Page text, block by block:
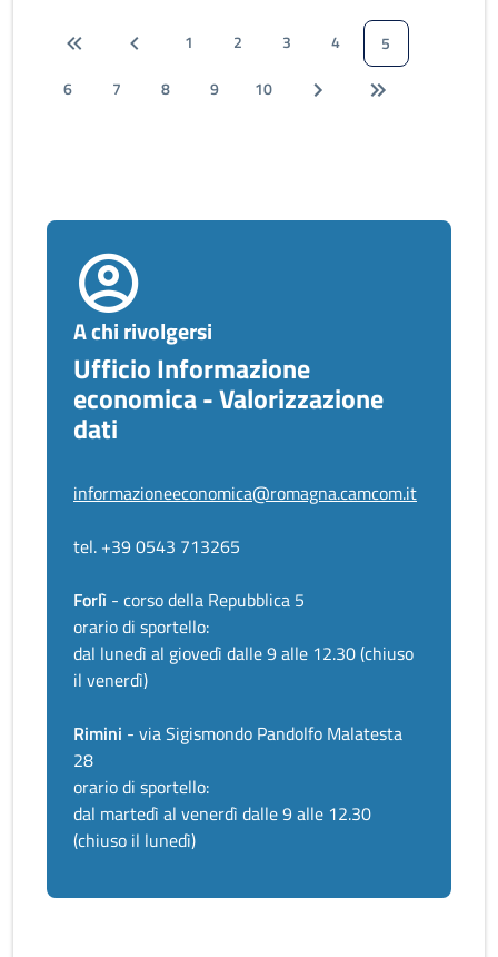
1 2 3 4
5
6
7 8 9 10
A chi rivolgersi
Ufficio Informazione
economica - Valorizzazione
dati
informazioneeconomica@romagna.camcom.it
tel. +39 0543 713265
Forlì - corso della Repubblica 5
orario di sportello:
dal lunedì al giovedì dalle 9 alle 12.30 (chiuso
il venerdì)
Rimini - via Sigismondo Pandolfo Malatesta
28
orario di sportello:
dal martedì al venerdì dalle 9 alle 12.30
(chiuso il lunedì)